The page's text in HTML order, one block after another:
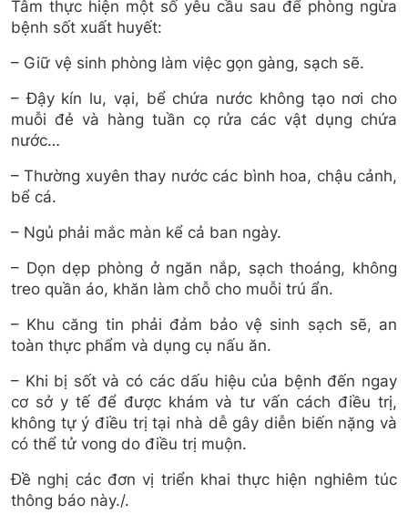
Tâm thực hiện một số yêu cầu sau để phòng ngừa
bệnh sốt xuất huyết:
– Giữ vệ sinh phòng làm việc gọn gàng, sạch sẽ.
– Đậy kín lu, vại, bể chứa nước không tạo nơi cho
muỗi đẻ và hàng tuần cọ rửa các vật dụng chứa
nước…
– Thường xuyên thay nước các bình hoa, chậu cảnh,
bể cá.
– Ngủ phải mắc màn kể cả ban ngày.
– Dọn dẹp phòng ở ngăn nắp, sạch thoáng, không
treo quần áo, khăn làm chỗ cho muỗi trú ẩn.
– Khu căng tin phải đảm bảo vệ sinh sạch sẽ, an
toàn thực phẩm và dụng cụ nấu ăn.
– Khi bị sốt và có các dấu hiệu của bệnh đến ngay
cơ sở y tế để được khám và tư vấn cách điều trị,
không tự ý điều trị tại nhà dễ gây diễn biến nặng và
có thể tử vong do điều trị muộn.
Đề nghị các đơn vị triển khai thực hiện nghiêm túc
thông báo này./.